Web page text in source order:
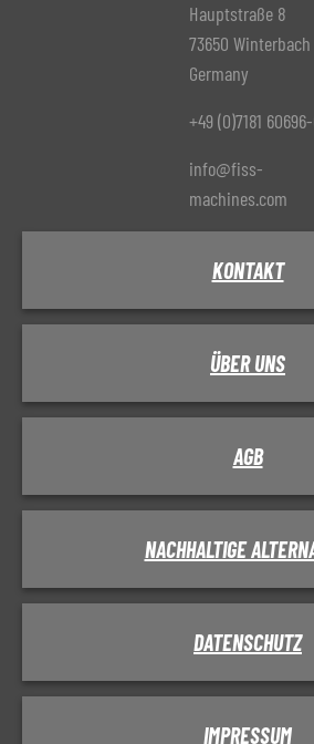
Hauptstraße 8
73650 Winterbach
Germany
+49 (0)7181
info@fiss-
machines.com
KONTAKT
ÜBER UNS
AGB
NACHHALTIGE
DATENSCHUTZ
IMPRESSUM